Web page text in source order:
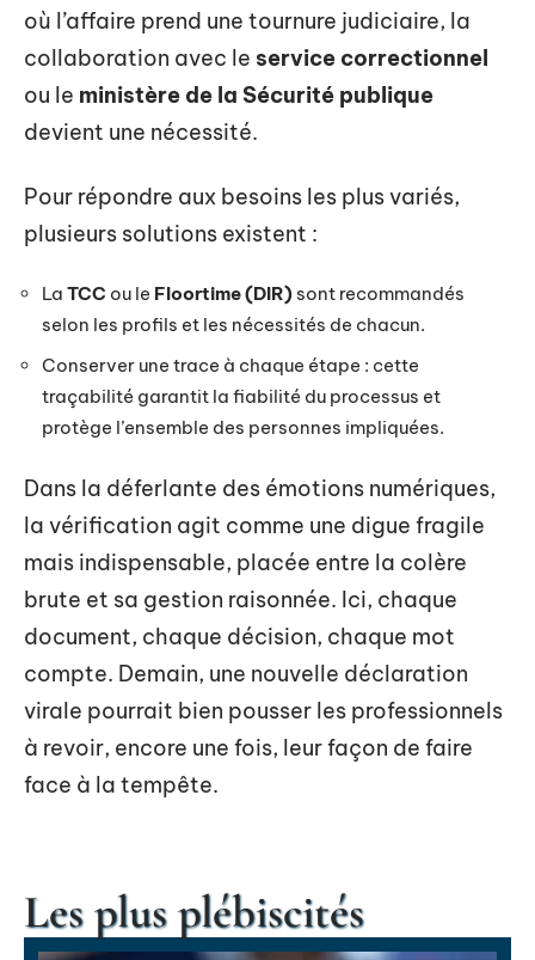
où l’affaire prend une tournure judiciaire, la
collaboration avec le service correctionnel
ou le ministère de la Sécurité publique
devient une nécessité.
Pour répondre aux besoins les plus variés,
plusieurs solutions existent :
La TCC ou le Floortime (DIR) sont recommandés
selon les profils et les nécessités de chacun.
Conserver une trace à chaque étape : cette
traçabilité garantit la fiabilité du processus et
protège l’ensemble des personnes impliquées.
Dans la déferlante des émotions numériques,
la vérification agit comme une digue fragile
mais indispensable, placée entre la colère
brute et sa gestion raisonnée. Ici, chaque
document, chaque décision, chaque mot
compte. Demain, une nouvelle déclaration
virale pourrait bien pousser les professionnels
à revoir, encore une fois, leur façon de faire
face à la tempête.
Les plus plébiscités